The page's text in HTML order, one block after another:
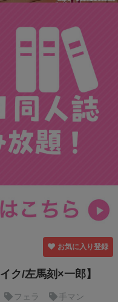
お気に入り登録
ク/左馬刻×一郎】
フェラ
手マン